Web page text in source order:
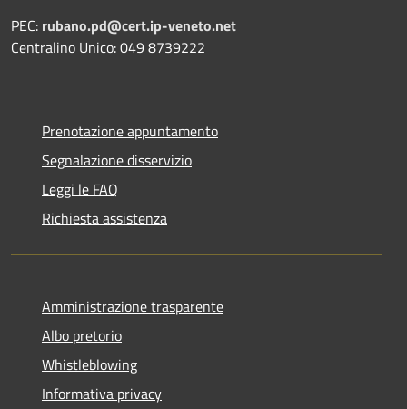
PEC: rubano.pd@cert.ip-veneto.net
Centralino Unico: 049 8739222
Prenotazione appuntamento
Segnalazione disservizio
Leggi le FAQ
Richiesta assistenza
Amministrazione trasparente
Albo pretorio
Whistleblowing
Informativa privacy